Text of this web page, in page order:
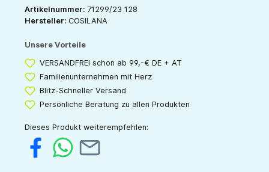
Artikelnummer: 71299/23 128
Hersteller: COSILANA
Unsere Vorteile
VERSANDFREI schon ab 99,-€ DE + AT
Familienunternehmen mit Herz
Blitz-Schneller Versand
Persönliche Beratung zu allen Produkten
Dieses Produkt weiterempfehlen: